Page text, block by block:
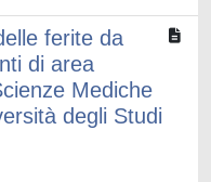
ferite da
di area
Mediche
degli Studi